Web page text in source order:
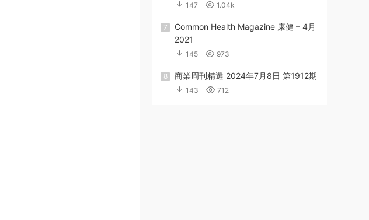
147 1.04k
7
Common Health Magazine 康健 – 4月
2021
145 973
8 商業周刊精選 2024年7月8日 第1912期
143 712